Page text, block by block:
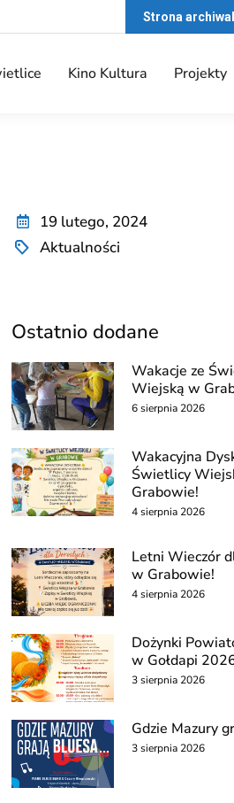
Strona
Kino Kultura Projekty
19 lutego, 2024
Aktualności
Ostatnio dodane
Wakacje ze
Wiejską w
6 sierpnia 2026
Wakacyjna
Świetlicy
Grabowie!
4 sierpnia 2026
Letni Wieczór
w Grabowie!
4 sierpnia 2026
Dożynki
w Gołdapi
3 sierpnia 2026
Gdzie Mazury
3 sierpnia 2026